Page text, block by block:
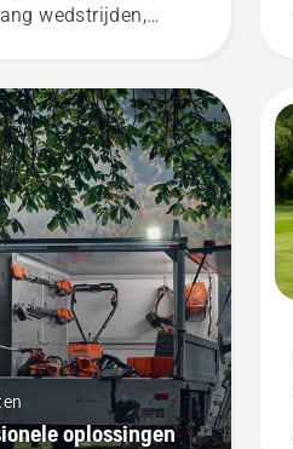
wedstrijden,
te raken? Kan dat
wel? We zochten de
in de branche op
vraag te
oplossingen